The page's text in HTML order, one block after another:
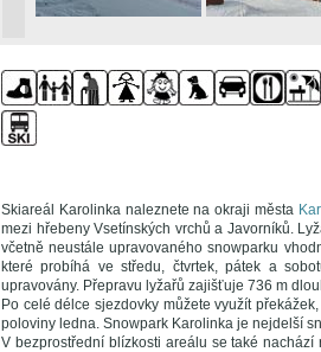
Skiareál Karolinka naleznete na okraji města
mezi hřebeny Vsetínských vrchů a Javorníků.
včetně neustále upravovaného snowparku
které probíhá ve středu, čtvrtek, pátek a
upravovány. Přepravu lyžařů zajišťuje 736 m
Po celé délce sjezdovky můžete využít
poloviny ledna. Snowpark Karolinka je nejdelší
V bezprostřední blízkosti areálu se také